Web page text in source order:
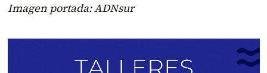
Imagen portada: ADNsur